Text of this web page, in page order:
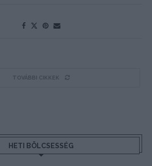
TOVÁBBI CIKKEK
HETI BÖLCSESSÉG